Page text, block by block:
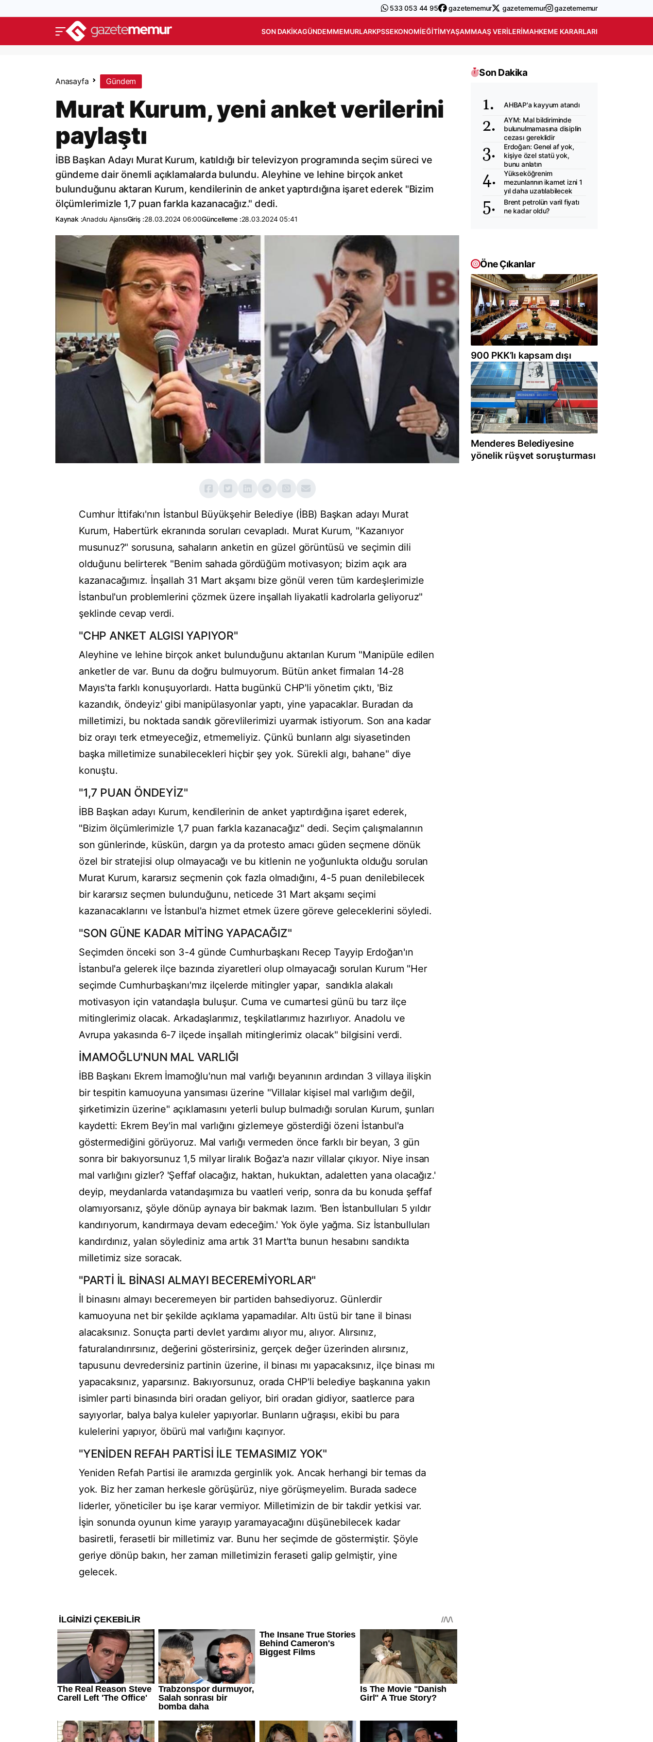
533 053 44 95 gazetememur gazetememur gazetememur
SON DAKIKAGÜNDEMMEMURLARKPSSEKONOMIEĞITIMYAŞAMMAAŞ VERILERIMAHKEME KARARLARI
Anasayfa Gündem
Murat Kurum, yeni anket verilerini
paylaştı
İBB Başkan Adayı Murat Kurum, katıldığı bir televizyon programında seçim süreci ve
gündeme dair önemli açıklamalarda bulundu. Aleyhine ve lehine birçok anket
bulunduğunu aktaran Kurum, kendilerinin de anket yaptırdığına işaret ederek "Bizim
ölçümlerimizle 1,7 puan farkla kazanacağız." dedi.
Kaynak :Anadolu AjansıGiriş :28.03.2024 06:00Güncelleme :28.03.2024 05:41
Cumhur İttifakı'nın İstanbul Büyükşehir Belediye (İBB) Başkan adayı Murat
Kurum, Habertürk ekranında soruları cevapladı. Murat Kurum, "Kazanıyor
musunuz?" sorusuna, sahaların anketin en güzel görüntüsü ve seçimin dili
olduğunu belirterek "Benim sahada gördüğüm motivasyon; bizim açık ara
kazanacağımız. İnşallah 31 Mart akşamı bize gönül veren tüm kardeşlerimizle
İstanbul'un problemlerini çözmek üzere inşallah liyakatli kadrolarla geliyoruz"
şeklinde cevap verdi.
"CHP ANKET ALGISI YAPIYOR"
Aleyhine ve lehine birçok anket bulunduğunu aktarılan Kurum "Manipüle edilen
anketler de var. Bunu da doğru bulmuyorum. Bütün anket firmaları 14-28
Mayıs'ta farklı konuşuyorlardı. Hatta bugünkü CHP'li yönetim çıktı, 'Biz
kazandık, öndeyiz' gibi manipülasyonlar yaptı, yine yapacaklar. Buradan da
milletimizi, bu noktada sandık görevlilerimizi uyarmak istiyorum. Son ana kadar
biz orayı terk etmeyeceğiz, etmemeliyiz. Çünkü bunların algı siyasetinden
başka milletimize sunabilecekleri hiçbir şey yok. Sürekli algı, bahane" diye
konuştu.
"1,7 PUAN ÖNDEYİZ"
İBB Başkan adayı Kurum, kendilerinin de anket yaptırdığına işaret ederek,
"Bizim ölçümlerimizle 1,7 puan farkla kazanacağız" dedi. Seçim çalışmalarının
son günlerinde, küskün, dargın ya da protesto amacı güden seçmene dönük
özel bir stratejisi olup olmayacağı ve bu kitlenin ne yoğunlukta olduğu sorulan
Murat Kurum, kararsız seçmenin çok fazla olmadığını, 4-5 puan denilebilecek
bir kararsız seçmen bulunduğunu, neticede 31 Mart akşamı seçimi
kazanacaklarını ve İstanbul'a hizmet etmek üzere göreve geleceklerini söyledi.
"SON GÜNE KADAR MİTİNG YAPACAĞIZ"
Seçimden önceki son 3-4 günde Cumhurbaşkanı Recep Tayyip Erdoğan'ın
İstanbul'a gelerek ilçe bazında ziyaretleri olup olmayacağı sorulan Kurum "Her
seçimde Cumhurbaşkanı'mız ilçelerde mitingler yapar, sandıkla alakalı
motivasyon için vatandaşla buluşur. Cuma ve cumartesi günü bu tarz ilçe
mitinglerimiz olacak. Arkadaşlarımız, teşkilatlarımız hazırlıyor. Anadolu ve
Avrupa yakasında 6-7 ilçede inşallah mitinglerimiz olacak" bilgisini verdi.
İMAMOĞLU'NUN MAL VARLIĞI
İBB Başkanı Ekrem İmamoğlu'nun mal varlığı beyanının ardından 3 villaya ilişkin
bir tespitin kamuoyuna yansıması üzerine "Villalar kişisel mal varlığım değil,
şirketimizin üzerine" açıklamasını yeterli bulup bulmadığı sorulan Kurum, şunları
kaydetti: Ekrem Bey'in mal varlığını gizlemeye gösterdiği özeni İstanbul'a
göstermediğini görüyoruz. Mal varlığı vermeden önce farklı bir beyan, 3 gün
sonra bir bakıyorsunuz 1,5 milyar liralık Boğaz'a nazır villalar çıkıyor. Niye insan
mal varlığını gizler? 'Şeffaf olacağız, haktan, hukuktan, adaletten yana olacağız.'
deyip, meydanlarda vatandaşımıza bu vaatleri verip, sonra da bu konuda şeffaf
olamıyorsanız, şöyle dönüp aynaya bir bakmak lazım. 'Ben İstanbulluları 5 yıldır
kandırıyorum, kandırmaya devam edeceğim.' Yok öyle yağma. Siz İstanbulluları
kandırdınız, yalan söylediniz ama artık 31 Mart'ta bunun hesabını sandıkta
milletimiz size soracak.
"PARTİ İL BİNASI ALMAYI BECEREMİYORLAR"
İl binasını almayı beceremeyen bir partiden bahsediyoruz. Günlerdir
kamuoyuna net bir şekilde açıklama yapamadılar. Altı üstü bir tane il binası
alacaksınız. Sonuçta parti devlet yardımı alıyor mu, alıyor. Alırsınız,
faturalandırırsınız, değerini gösterirsiniz, gerçek değer üzerinden alırsınız,
tapusunu devredersiniz partinin üzerine, il binası mı yapacaksınız, ilçe binası mı
yapacaksınız, yaparsınız. Bakıyorsunuz, orada CHP'li belediye başkanına yakın
isimler parti binasında biri oradan geliyor, biri oradan gidiyor, saatlerce para
sayıyorlar, balya balya kuleler yapıyorlar. Bunların uğraşısı, ekibi bu para
kulelerini yapıyor, öbürü mal varlığını kaçırıyor.
"YENİDEN REFAH PARTİSİ İLE TEMASIMIZ YOK"
Yeniden Refah Partisi ile aramızda gerginlik yok. Ancak herhangi bir temas da
yok. Biz her zaman herkesle görüşürüz, niye görüşmeyelim. Burada sadece
liderler, yöneticiler bu işe karar vermiyor. Milletimizin de bir takdir yetkisi var.
İşin sonunda oyunun kime yarayıp yaramayacağını düşünebilecek kadar
basiretli, ferasetli bir milletimiz var. Bunu her seçimde de göstermiştir. Şöyle
geriye dönüp bakın, her zaman milletimizin feraseti galip gelmiştir, yine
gelecek.
Son Dakika
AHBAP'a kayyum atandı
AYM: Mal bildiriminde
bulunulmamasına disiplin
cezası gereklidir
Erdoğan: Genel af yok,
kişiye özel statü yok,
bunu anlatın
Yükseköğrenim
mezunlarının ikamet izni 1
yıl daha uzatılabilecek
Brent petrolün varil fiyatı
ne kadar oldu?
Öne Çıkanlar
900 PKK’lı kapsam dışı
Menderes Belediyesine
yönelik rüşvet soruşturması